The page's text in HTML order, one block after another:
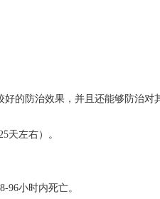
的防治效果，并且还能够防治
天左右）。
96小时内死亡。